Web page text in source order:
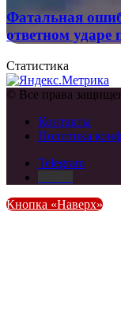
Фатальная
ответном ударе
Статистика
© Все права
Контакты
Политика
Telegram
Кнопка «Наверх»